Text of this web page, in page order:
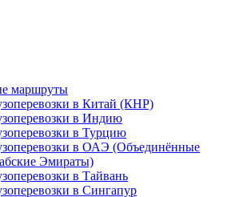
маршруты
в Китай (КНР)
в Индию
в Турцию
в ОАЭ (Объединённые
Эмираты)
в Тайвань
в Сингапур